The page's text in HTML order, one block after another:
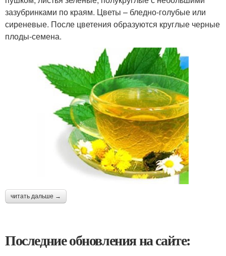
зазубринками по краям. Цветы – бледно-голубые или
сиреневые. После цветения образуются круглые черные
плоды-семена.
читать дальше →
Последние обновления на сайте: